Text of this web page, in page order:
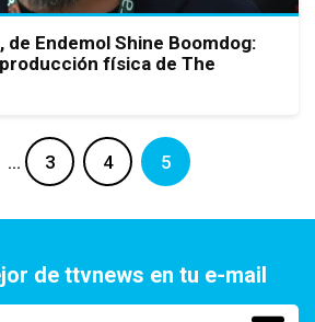
Endemol Shine Boomdog:
física de The
… 3 4 5
de ttvnews en tu e-mail